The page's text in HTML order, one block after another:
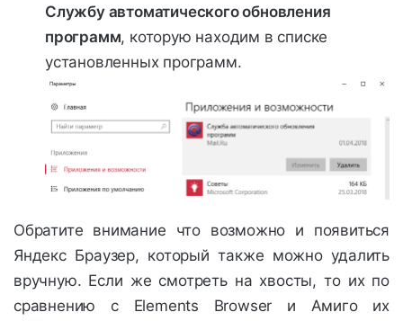
Службу автоматического обновления
программ, которую находим в списке
установленных программ.
Обратите внимание что возможно и появиться
Яндекс Браузер, который также можно удалить
вручную. Если же смотреть на хвосты, то их по
сравнению с Elements Browser и Амиго их